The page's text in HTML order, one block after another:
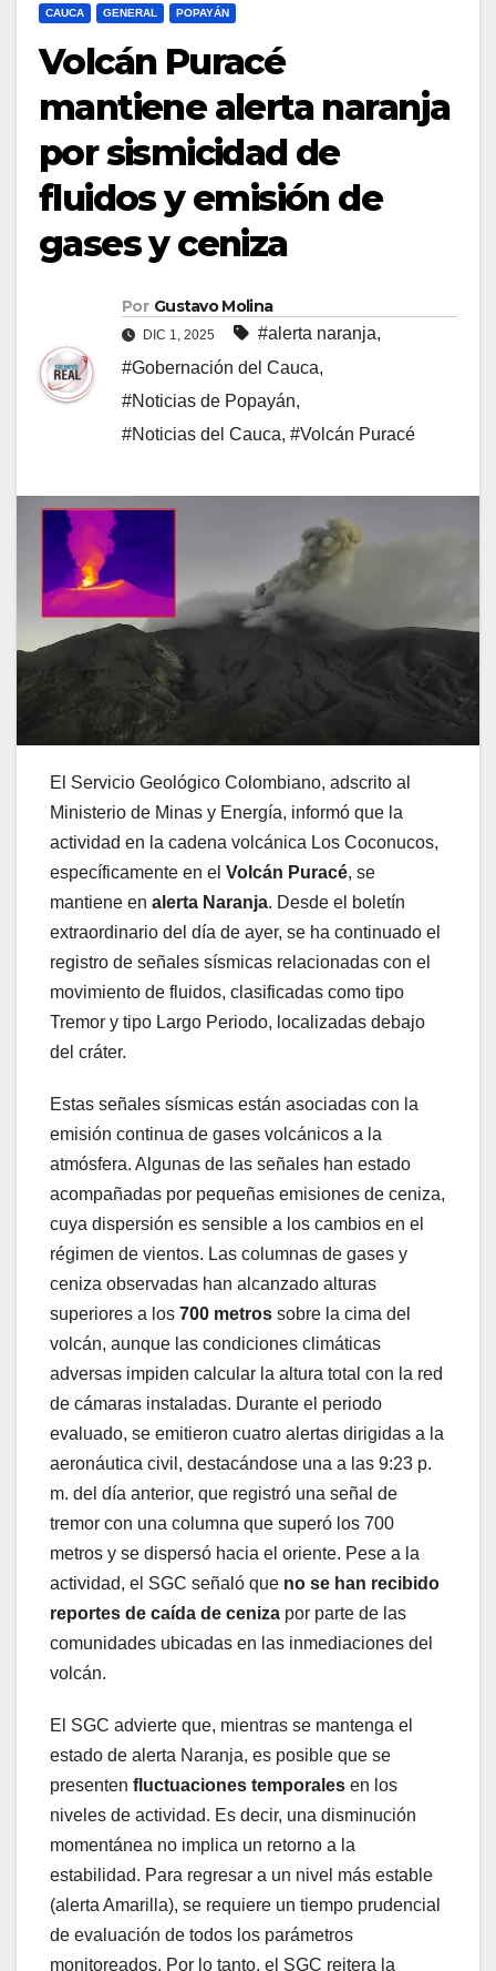
CAUCA GENERAL POPAYÁN
Volcán Puracé
mantiene alerta naranja
por sismicidad de
fluidos y emisión de
gases y ceniza
Por Gustavo Molina
DIC 1, 2025 #alerta naranja,
#Gobernación del Cauca,
#Noticias de Popayán,
#Noticias del Cauca, #Volcán Puracé
El Servicio Geológico Colombiano, adscrito al
Ministerio de Minas y Energía, informó que la
actividad en la cadena volcánica Los Coconucos,
específicamente en el Volcán Puracé, se
mantiene en alerta Naranja. Desde el boletín
extraordinario del día de ayer, se ha continuado el
registro de señales sísmicas relacionadas con el
movimiento de fluidos, clasificadas como tipo
Tremor y tipo Largo Periodo, localizadas debajo
del cráter.
Estas señales sísmicas están asociadas con la
emisión continua de gases volcánicos a la
atmósfera. Algunas de las señales han estado
acompañadas por pequeñas emisiones de ceniza,
cuya dispersión es sensible a los cambios en el
régimen de vientos. Las columnas de gases y
ceniza observadas han alcanzado alturas
superiores a los 700 metros sobre la cima del
volcán, aunque las condiciones climáticas
adversas impiden calcular la altura total con la red
de cámaras instaladas. Durante el periodo
evaluado, se emitieron cuatro alertas dirigidas a la
aeronáutica civil, destacándose una a las 9:23 p.
m. del día anterior, que registró una señal de
tremor con una columna que superó los 700
metros y se dispersó hacia el oriente. Pese a la
actividad, el SGC señaló que no se han recibido
reportes de caída de ceniza por parte de las
comunidades ubicadas en las inmediaciones del
volcán.
El SGC advierte que, mientras se mantenga el
estado de alerta Naranja, es posible que se
presenten fluctuaciones temporales en los
niveles de actividad. Es decir, una disminución
momentánea no implica un retorno a la
estabilidad. Para regresar a un nivel más estable
(alerta Amarilla), se requiere un tiempo prudencial
de evaluación de todos los parámetros
monitoreados. Por lo tanto, el SGC reitera la